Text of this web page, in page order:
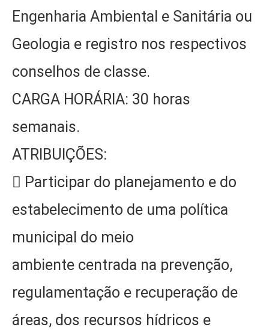
Engenharia Ambiental e Sanitária ou
Geologia e registro nos respectivos
conselhos de classe.
CARGA HORÁRIA: 30 horas
semanais.
ATRIBUIÇÕES:
 Participar do planejamento e do
estabelecimento de uma política
municipal do meio
ambiente centrada na prevenção,
regulamentação e recuperação de
áreas, dos recursos hídricos e